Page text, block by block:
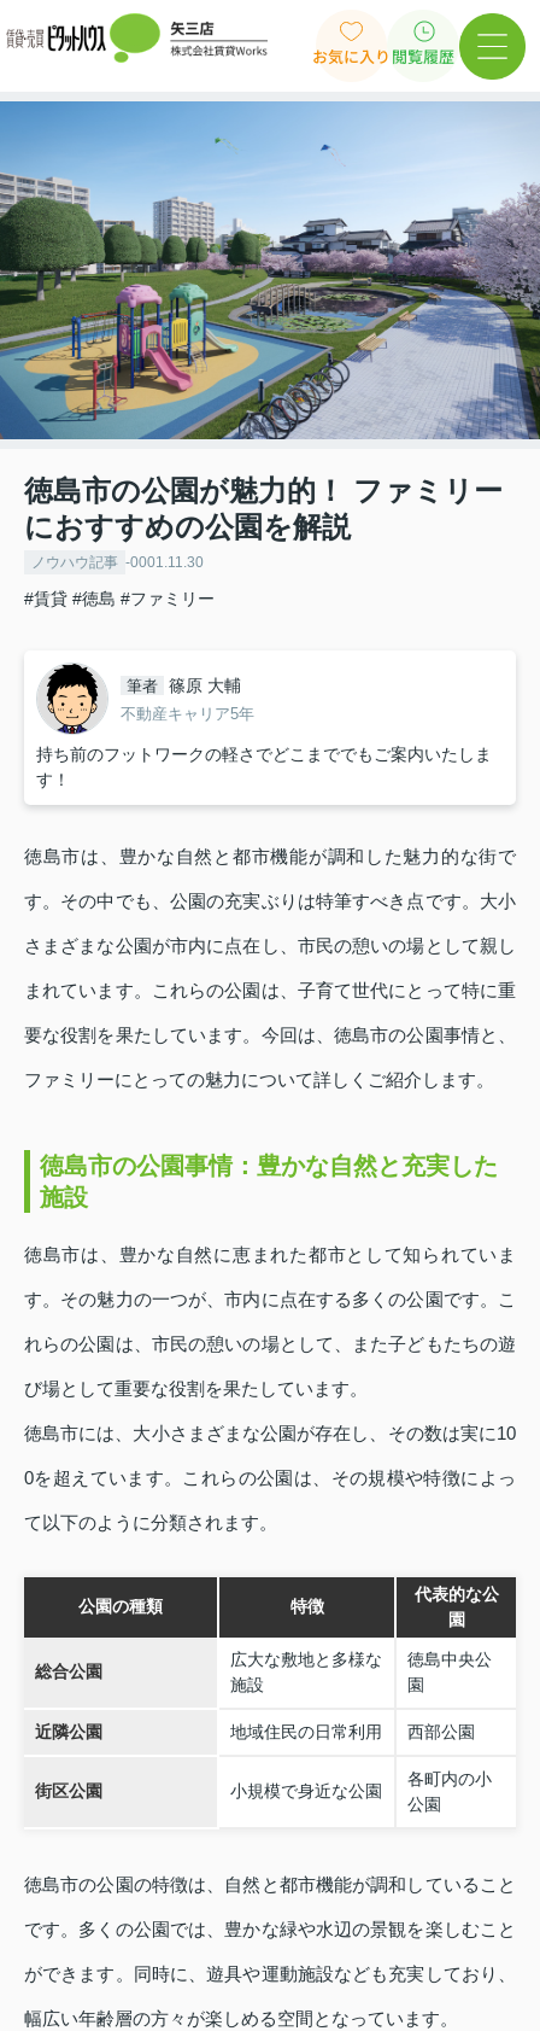
お気に入り 閲覧履歴
徳島市の公園が魅力的！ ファミリー
におすすめの公園を解説
ノウハウ記事 -0001.11.30
#賃貸 #徳島 #ファミリー
筆者 篠原 大輔
不動産キャリア5年
持ち前のフットワークの軽さでどこまででもご案内いたしま
す！
徳島市は、豊かな自然と都市機能が調和した魅力的な街で
す。その中でも、公園の充実ぶりは特筆すべき点です。大小
さまざまな公園が市内に点在し、市民の憩いの場として親し
まれています。これらの公園は、子育て世代にとって特に重
要な役割を果たしています。今回は、徳島市の公園事情と、
ファミリーにとっての魅力について詳しくご紹介します。
徳島市の公園事情：豊かな自然と充実した
施設
徳島市は、豊かな自然に恵まれた都市として知られていま
す。その魅力の一つが、市内に点在する多くの公園です。こ
れらの公園は、市民の憩いの場として、また子どもたちの遊
び場として重要な役割を果たしています。
徳島市には、大小さまざまな公園が存在し、その数は実に10
0を超えています。これらの公園は、その規模や特徴によっ
て以下のように分類されます。
公園の種類 特徴
代表的な公
園
総合公園
広大な敷地と多様な
施設
徳島中央公
園
近隣公園 地域住民の日常利用 西部公園
街区公園 小規模で身近な公園
各町内の小
公園
徳島市の公園の特徴は、自然と都市機能が調和していること
です。多くの公園では、豊かな緑や水辺の景観を楽しむこと
ができます。同時に、遊具や運動施設なども充実しており、
幅広い年齢層の方々が楽しめる空間となっています。